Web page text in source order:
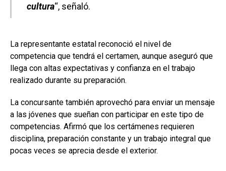
cultura“, señaló.
La representante estatal reconoció el nivel de
competencia que tendrá el certamen, aunque aseguró que
llega con altas expectativas y confianza en el trabajo
realizado durante su preparación.
La concursante también aprovechó para enviar un mensaje
a las jóvenes que sueñan con participar en este tipo de
competencias. Afirmó que los certámenes requieren
disciplina, preparación constante y un trabajo integral que
pocas veces se aprecia desde el exterior.